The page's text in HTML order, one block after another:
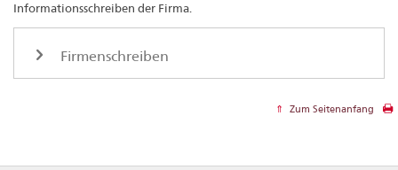
Informationsschreiben der Firma.
Firmenschreiben
Zum Seitenanfang